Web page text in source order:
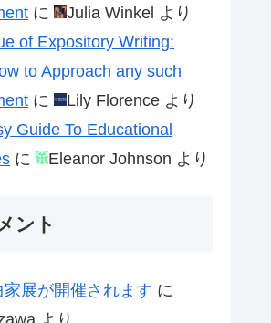
に Julia Winkel より
of Expository Writing:
to Approach any such
に Lily Florence より
Guide To Educational
に Eleanor Johnson より
ント
展が開催されます に